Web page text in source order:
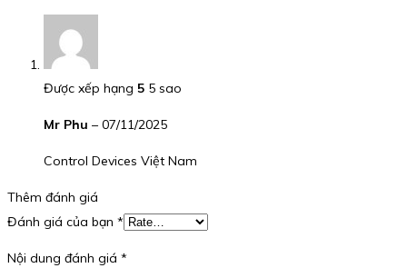
Được xếp hạng 5 5 sao
Mr Phu – 07/11/2025
Control Devices Việt Nam
Thêm đánh giá
Đánh giá của bạn *
Nội dung đánh giá *